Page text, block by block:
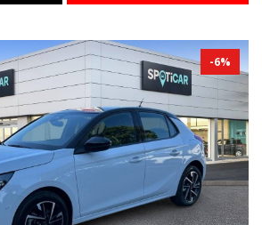
-6%